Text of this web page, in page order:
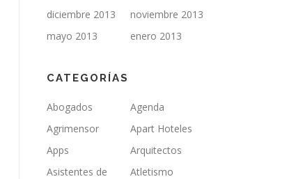
diciembre 2013
noviembre 2013
mayo 2013
enero 2013
CATEGORÍAS
Abogados
Agenda
Agrimensor
Apart Hoteles
Apps
Arquitectos
Asistentes de
Atletismo